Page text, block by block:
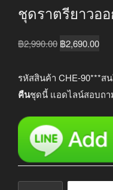
ชุดราตรียาวอ
฿2,990.00 Original
was:
฿2,990.00.
฿2,690.00
is:
฿
รหัสสินค้า CHE-90***ส
คืนชุดนี้ แอดไลน์สอบถา